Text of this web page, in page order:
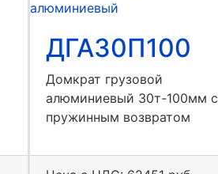
ДГА30П100
Домкрат грузовой
алюминиевый 30т-100мм с
пружинным возвратом